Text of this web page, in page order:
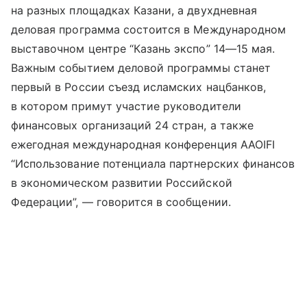
на разных площадках Казани, а двухдневная
деловая программа состоится в Международном
выставочном центре “Казань экспо” 14—15 мая.
Важным событием деловой программы станет
первый в России съезд исламских нацбанков,
в котором примут участие руководители
финансовых организаций 24 стран, а также
ежегодная международная конференция AAOIFI
“Использование потенциала партнерских финансов
в экономическом развитии Российской
Федерации”, — говорится в сообщении.